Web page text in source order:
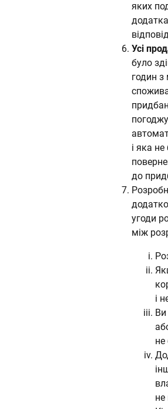
яких
Усі
було
годин
і яка
до
угоди
між
і
Ви
не